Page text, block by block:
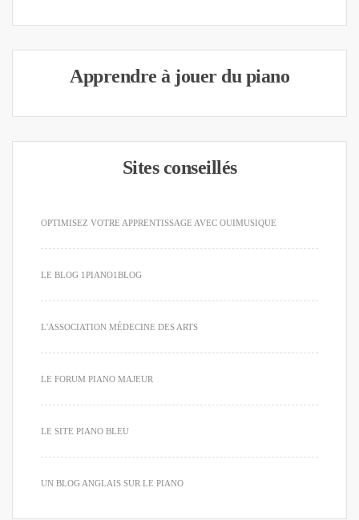
Apprendre à jouer du piano
Sites conseillés
OPTIMISEZ VOTRE APPRENTISSAGE AVEC OUIMUSIQUE
LE BLOG 1PIANO1BLOG
L'ASSOCIATION MÉDECINE DES ARTS
LE FORUM PIANO MAJEUR
LE SITE PIANO BLEU
UN BLOG ANGLAIS SUR LE PIANO